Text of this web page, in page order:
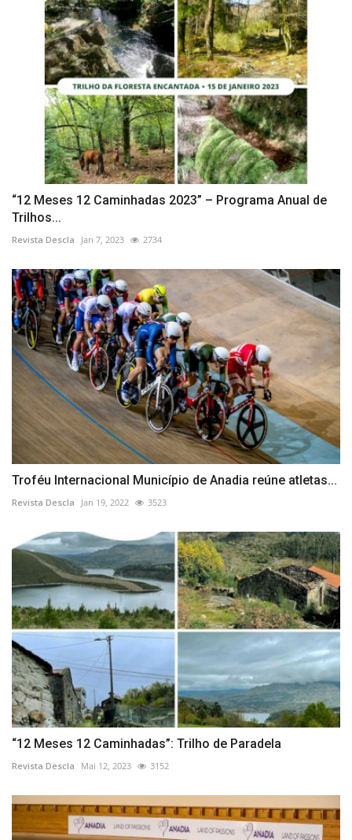
“12 Meses 12 Caminhadas 2023” – Programa Anual de
Trilhos...
Revista Descla Jan 7, 2023 2734
Troféu Internacional Município de Anadia reúne atletas...
Revista Descla Jan 19, 2022 3523
“12 Meses 12 Caminhadas”: Trilho de Paradela
Revista Descla Mai 12, 2023 3152